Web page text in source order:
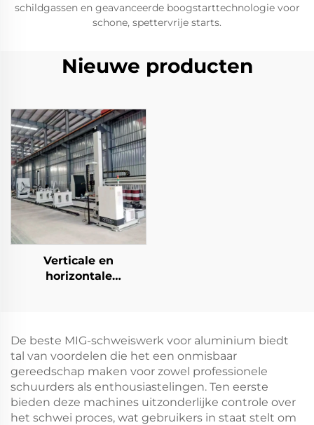
schildgassen en geavanceerde boogstarttechnologie voor
schone, spettervrije starts.
Nieuwe producten
Verticale en
horizontale
De beste MIG-schweiswerk voor aluminium biedt
tal van voordelen die het een onmisbaar
gereedschap maken voor zowel professionele
schuurders als enthousiastelingen. Ten eerste
bieden deze machines uitzonderlijke controle over
het schwei proces, wat gebruikers in staat stelt om